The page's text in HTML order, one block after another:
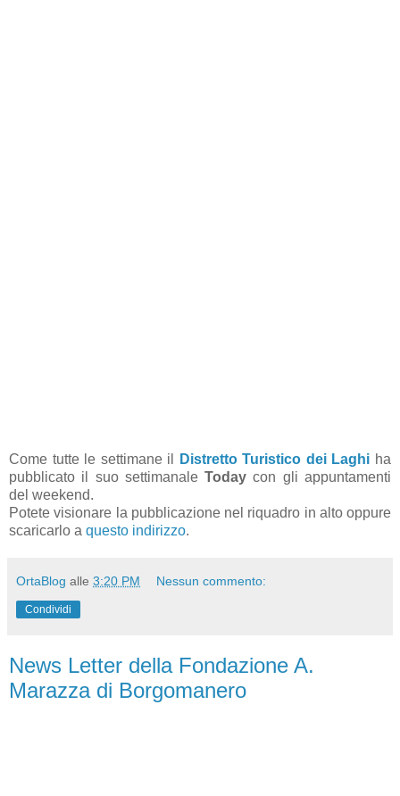
Come tutte le settimane il Distretto Turistico dei Laghi ha
pubblicato il suo settimanaleTodaycon gli appuntamenti
del weekend.
Potete visionare la pubblicazione nel riquadro in alto oppure
scaricarlo a questo indirizzo.
OrtaBlog alle 3:20 PM Nessun commento:
Condividi
News Letter della Fondazione A.
Marazza di Borgomanero